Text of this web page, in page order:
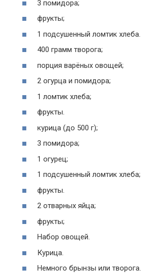
3 помидора;
фрукты;
1 подсушенный ломтик хлеба.
400 грамм творога;
порция варёных овощей;
2 огурца и помидора;
1 ломтик хлеба;
фрукты.
курица (до 500 г);
3 помидора;
1 огурец;
1 подсушенный ломтик хлеба;
фрукты.
2 отварных яйца;
фрукты;
Набор овощей.
Курица.
Немного брынзы или творога.